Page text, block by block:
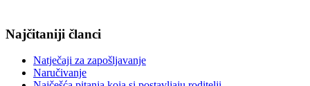
Najčitaniji članci
Natječaji za zapošljavanje
Naručivanje